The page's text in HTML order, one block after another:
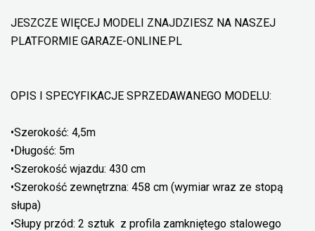
JESZCZE WIĘCEJ MODELI ZNAJDZIESZ NA NASZEJ
PLATFORMIE GARAZE-ONLINE.PL
OPIS I SPECYFIKACJE SPRZEDAWANEGO MODELU:
•Szerokość: 4,5m
•Długość: 5m
•Szerokość wjazdu: 430 cm
•Szerokość zewnętrzna: 458 cm (wymiar wraz ze stopą
słupa)
•Słupy przód: 2 sztuk z profila zamkniętego stalowego